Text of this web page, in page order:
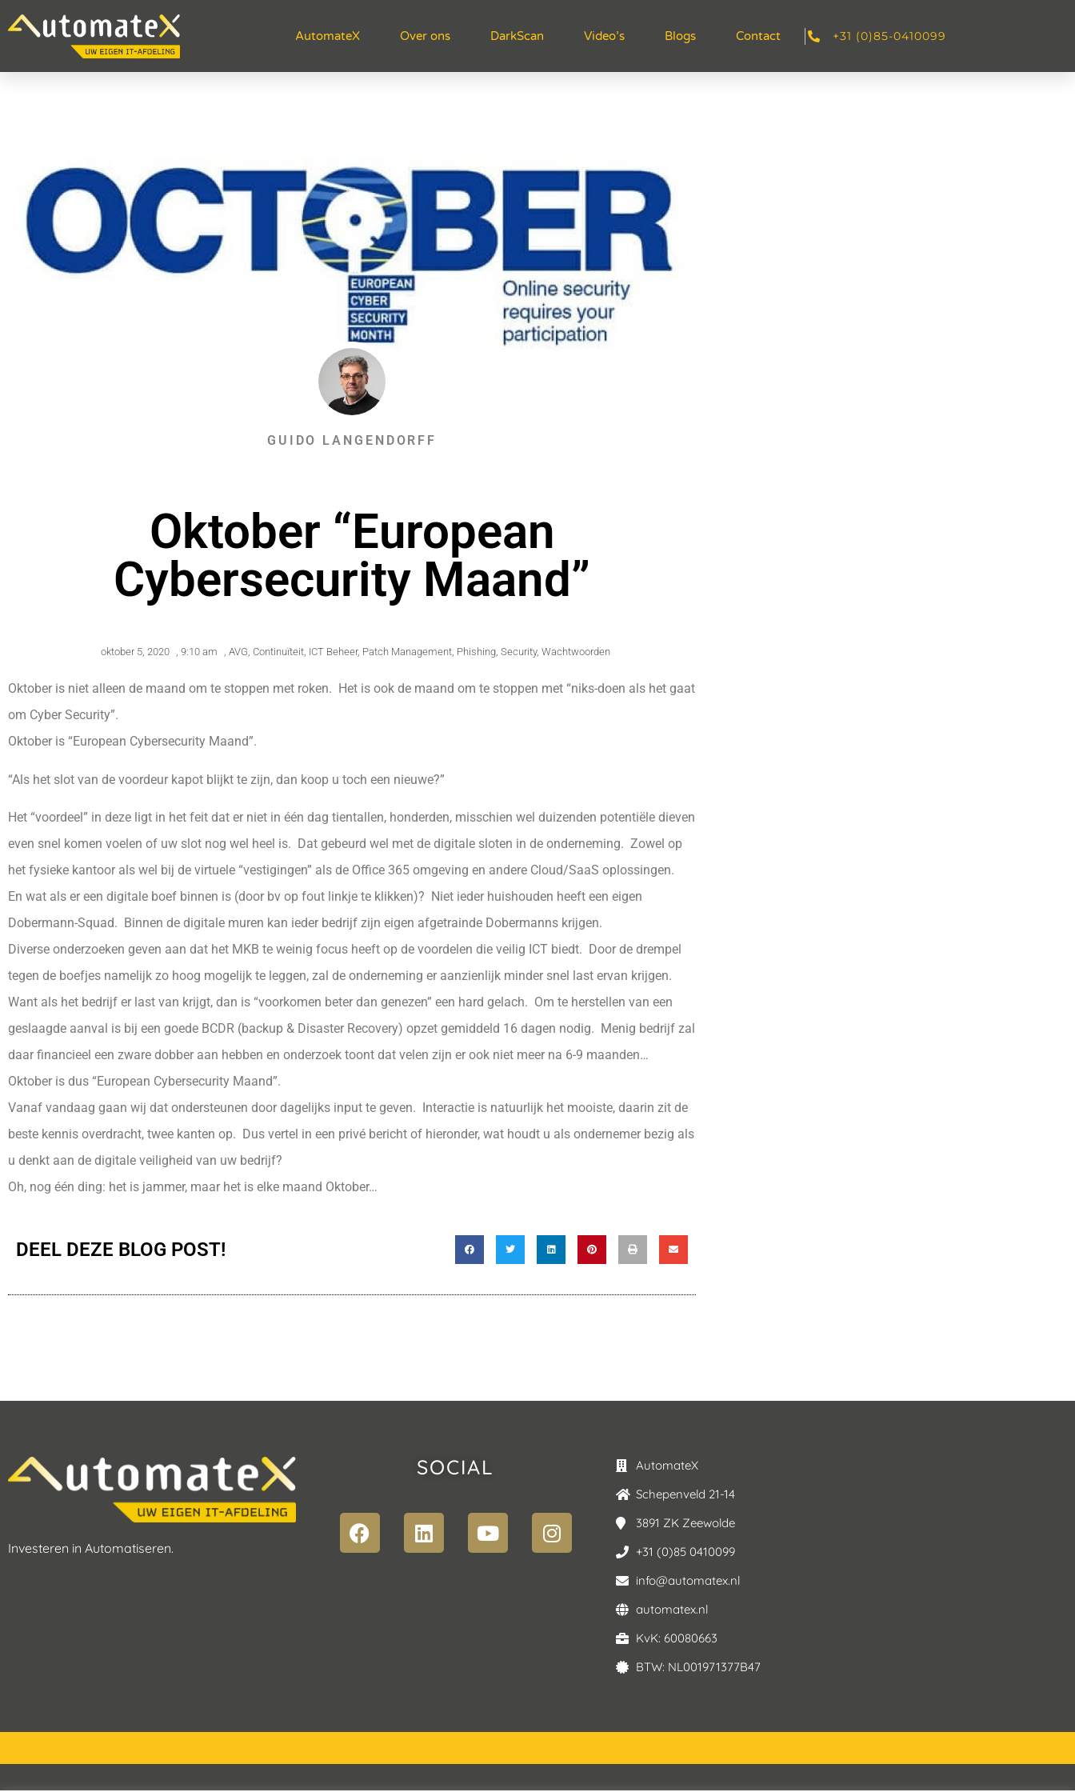
AutomateX Over ons DarkScan Video’s Blogs Contact +31 (0)85-0410099
GUIDO LANGENDORFF
Oktober “European
Cybersecurity Maand”
oktober 5, 2020 , 9:10 am , AVG, Continuïteit, ICT Beheer, Patch Management, Phishing, Security, Wachtwoorden
Oktober is niet alleen de maand om te stoppen met roken. Het is ook de maand om te stoppen met “niks-doen als het gaat
om Cyber Security”.
Oktober is “European Cybersecurity Maand”.
“Als het slot van de voordeur kapot blijkt te zijn, dan koop u toch een nieuwe?”
Het “voordeel” in deze ligt in het feit dat er niet in één dag tientallen, honderden, misschien wel duizenden potentiële dieven
even snel komen voelen of uw slot nog wel heel is. Dat gebeurd wel met de digitale sloten in de onderneming. Zowel op
het fysieke kantoor als wel bij de virtuele “vestigingen” als de Office 365 omgeving en andere Cloud/SaaS oplossingen.
En wat als er een digitale boef binnen is (door bv op fout linkje te klikken)? Niet ieder huishouden heeft een eigen
Dobermann-Squad. Binnen de digitale muren kan ieder bedrijf zijn eigen afgetrainde Dobermanns krijgen.
Diverse onderzoeken geven aan dat het MKB te weinig focus heeft op de voordelen die veilig ICT biedt. Door de drempel
tegen de boefjes namelijk zo hoog mogelijk te leggen, zal de onderneming er aanzienlijk minder snel last ervan krijgen.
Want als het bedrijf er last van krijgt, dan is “voorkomen beter dan genezen” een hard gelach. Om te herstellen van een
geslaagde aanval is bij een goede BCDR (backup & Disaster Recovery) opzet gemiddeld 16 dagen nodig. Menig bedrijf zal
daar financieel een zware dobber aan hebben en onderzoek toont dat velen zijn er ook niet meer na 6-9 maanden…
Oktober is dus “European Cybersecurity Maand”.
Vanaf vandaag gaan wij dat ondersteunen door dagelijks input te geven. Interactie is natuurlijk het mooiste, daarin zit de
beste kennis overdracht, twee kanten op. Dus vertel in een privé bericht of hieronder, wat houdt u als ondernemer bezig als
u denkt aan de digitale veiligheid van uw bedrijf?
Oh, nog één ding: het is jammer, maar het is elke maand Oktober…
DEEL DEZE BLOG POST!
Investeren in Automatiseren.
SOCIAL
AutomateX
Schepenveld 21-14
3891 ZK Zeewolde
+31 (0)85 0410099
info@automatex.nl
automatex.nl
KvK: 60080663
BTW: NL001971377B47